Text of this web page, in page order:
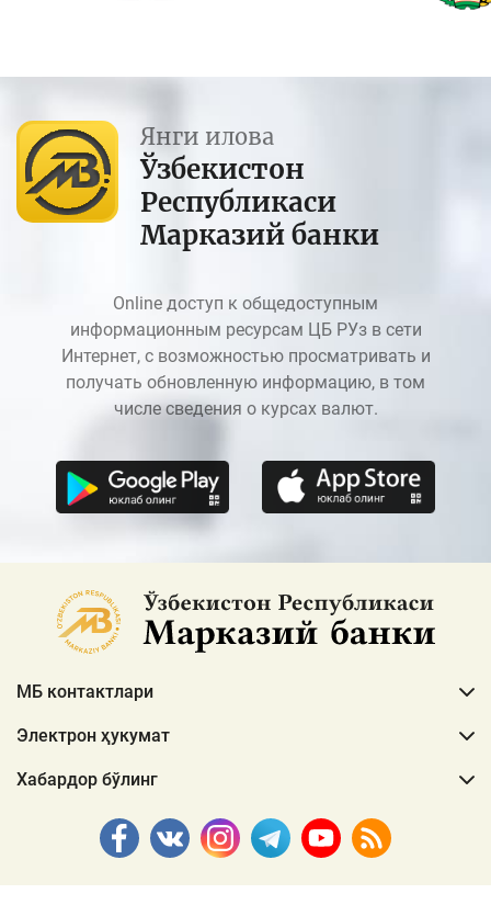
Янги илова
Ўзбекистон
Республикаси
Марказий банки
Online доступ к общедоступным
информационным ресурсам ЦБ РУз в сети
Интернет, с возможностью просматривать и
получать обновленную информацию, в том
числе сведения о курсах валют.
МБ контактлари
Электрон ҳукумат
Хабардор бўлинг